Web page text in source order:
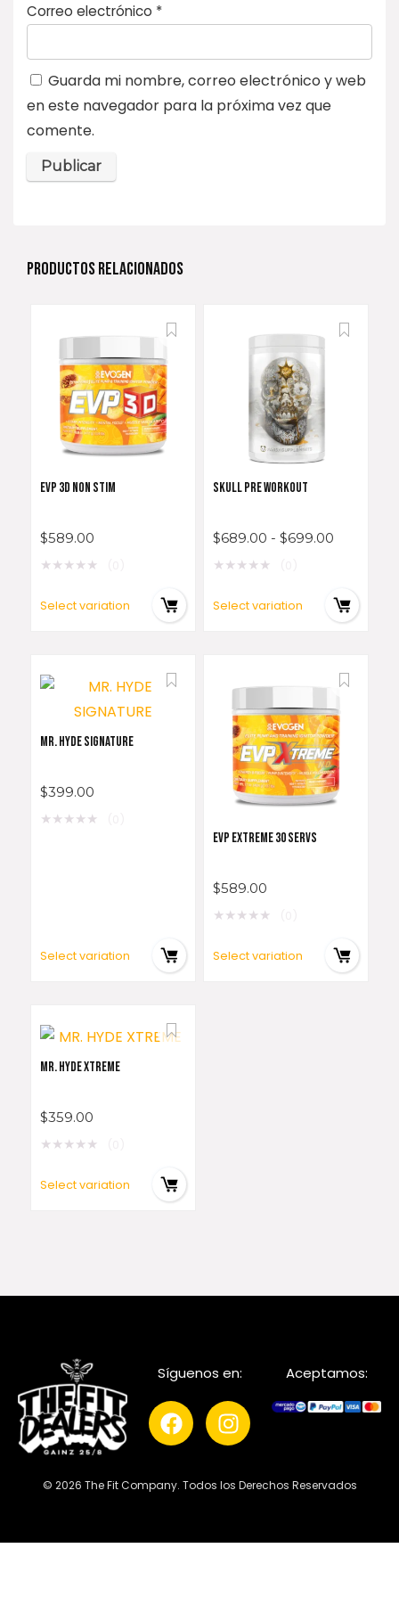
Correo electrónico *
Guarda mi nombre, correo electrónico y web
en este navegador para la próxima vez que
comente.
PRODUCTOS RELACIONADOS
EVP 3D NON STIM
$589.00
★★★★★
Select variation
SKULL PRE WORKOUT
$689.00 - $699.00
★★★★★
Select variation
MR. HYDE SIGNATURE
$399.00
★★★★★
Select variation
EVP EXTREME 30 SERVS
$589.00
★★★★★
Select variation
MR. HYDE XTREME
$359.00
★★★★★
Select variation
Síguenos en: Aceptamos:
© 2026 The Fit Company. Todos los Derechos Reservados